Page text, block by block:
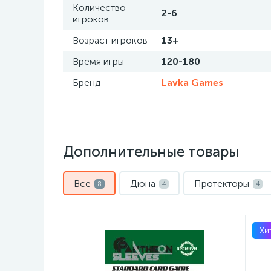
Количество
игроков
2-6
Возраст игроков
13+
Время игры
120-180
Бренд
Lavka Games
Дополнительные товары
Все 8 Дюна 4 Протекторы 4